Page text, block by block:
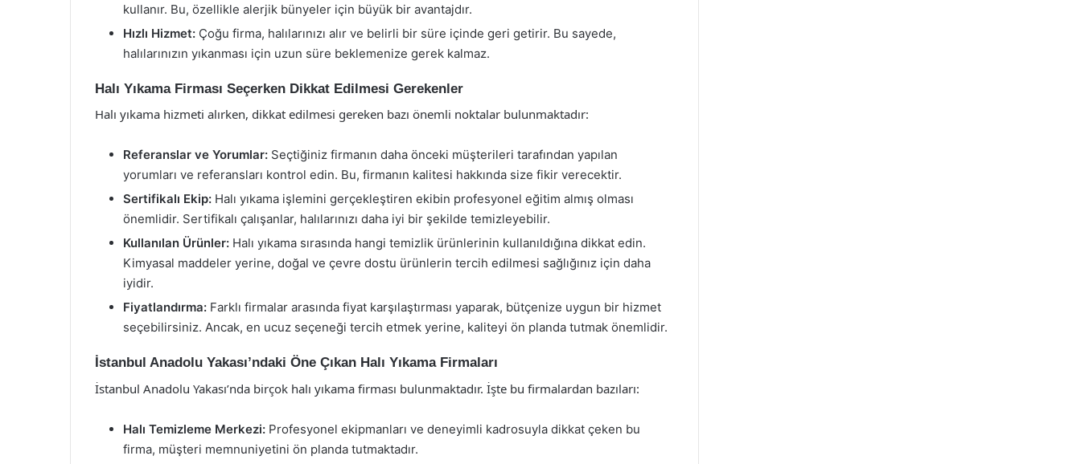
kullanır. Bu, özellikle alerjik bünyeler için büyük bir avantajdır.
Hızlı Hizmet: Çoğu firma, halılarınızı alır ve belirli bir süre içinde geri getirir. Bu sayede,
halılarınızın yıkanması için uzun süre beklemenize gerek kalmaz.
Halı Yıkama Firması Seçerken Dikkat Edilmesi Gerekenler
Halı yıkama hizmeti alırken, dikkat edilmesi gereken bazı önemli noktalar bulunmaktadır:
Referanslar ve Yorumlar: Seçtiğiniz firmanın daha önceki müşterileri tarafından yapılan
yorumları ve referansları kontrol edin. Bu, firmanın kalitesi hakkında size fikir verecektir.
Sertifikalı Ekip: Halı yıkama işlemini gerçekleştiren ekibin profesyonel eğitim almış olması
önemlidir. Sertifikalı çalışanlar, halılarınızı daha iyi bir şekilde temizleyebilir.
Kullanılan Ürünler: Halı yıkama sırasında hangi temizlik ürünlerinin kullanıldığına dikkat edin.
Kimyasal maddeler yerine, doğal ve çevre dostu ürünlerin tercih edilmesi sağlığınız için daha
iyidir.
Fiyatlandırma: Farklı firmalar arasında fiyat karşılaştırması yaparak, bütçenize uygun bir hizmet
seçebilirsiniz. Ancak, en ucuz seçeneği tercih etmek yerine, kaliteyi ön planda tutmak önemlidir.
İstanbul Anadolu Yakası’ndaki Öne Çıkan Halı Yıkama Firmaları
İstanbul Anadolu Yakası’nda birçok halı yıkama firması bulunmaktadır. İşte bu firmalardan bazıları:
Halı Temizleme Merkezi: Profesyonel ekipmanları ve deneyimli kadrosuyla dikkat çeken bu
firma, müşteri memnuniyetini ön planda tutmaktadır.